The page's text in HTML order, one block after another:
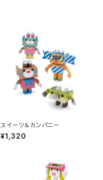
スイーツ＆カンパニー
¥1,320